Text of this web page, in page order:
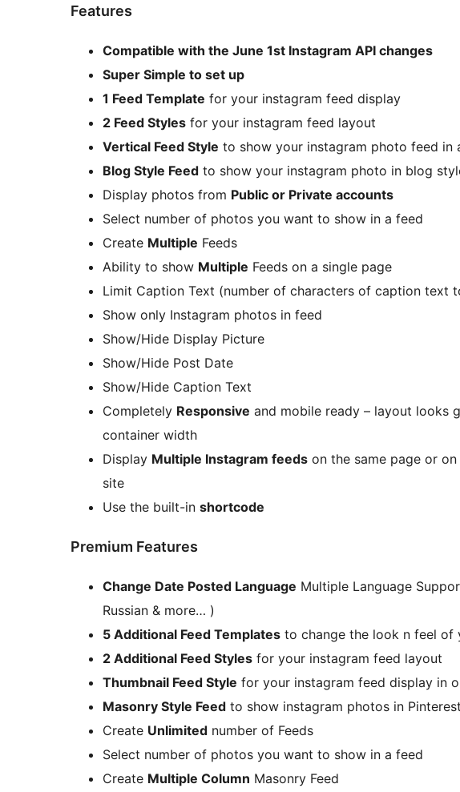
Features
Compatible with the June 1st Instagram API changes
Super Simple to set up
1 Feed Template for your instagram feed display
2 Feed Styles for your instagram feed layout
Vertical Feed Style to show your instagram photo feed in
Blog Style Feed to show your instagram photo in blog
Display photos from Public or Private accounts
Select number of photos you want to show in a feed
Create Multiple Feeds
Ability to show Multiple Feeds on a single page
Limit Caption Text (number of characters of caption text
Show only Instagram photos in feed
Show/Hide Display Picture
Show/Hide Post Date
Show/Hide Caption Text
Completely Responsive and mobile ready – layout looks
container width
Display Multiple Instagram feeds on the same page or
site
Use the built-in shortcode
Premium Features
Change Date Posted Language Multiple Language
Russian & more… )
5 Additional Feed Templates to change the look n feel of
2 Additional Feed Styles for your instagram feed layout
Thumbnail Feed Style for your instagram feed display in
Masonry Style Feed to show instagram photos in
Create Unlimited number of Feeds
Select number of photos you want to show in a feed
Create Multiple Column Masonry Feed